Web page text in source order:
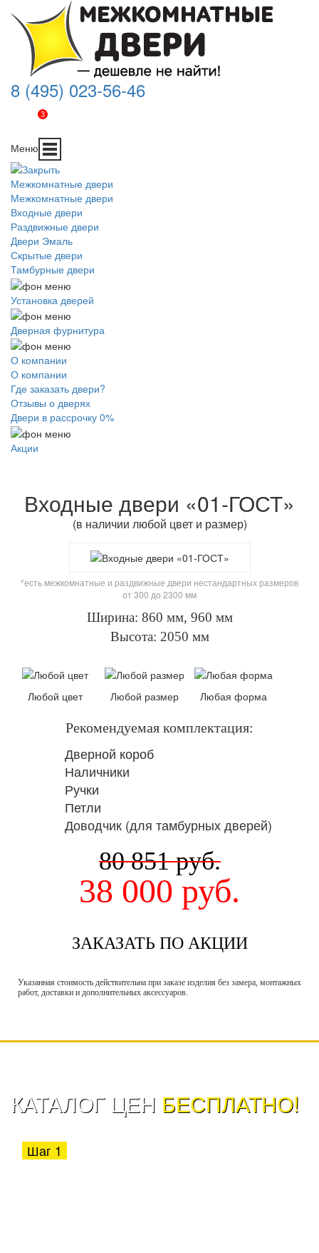
8 (495) 023-56-46
3
Меню
Межкомнатные двери
Межкомнатные двери
Входные двери
Раздвижные двери
Двери Эмаль
Скрытые двери
Тамбурные двери
Установка дверей
Дверная фурнитура
О компании
О компании
Где заказать двери?
Отзывы о дверях
Двери в рассрочку 0%
Акции
Входные двери «01-ГОСТ»
(в наличии любой цвет и размер)
*есть межкомнатные и раздвижные двери нестандартных размеров
от 300 до 2300 мм
Ширина: 860 мм, 960 мм
Высота: 2050 мм
Любой цвет Любой размер Любая форма
Рекомендуемая комплектация:
Дверной короб
Наличники
Ручки
Петли
Доводчик (для тамбурных дверей)
80 851руб.
38 000 руб.
ЗАКАЗАТЬ ПО АКЦИИ
Указанная стоимость действительна при заказе изделия без замера, монтажных
работ, доставки и дополнительных аксессуаров.
КАТАЛОГ ЦЕН БЕСПЛАТНО!
Шаг 1